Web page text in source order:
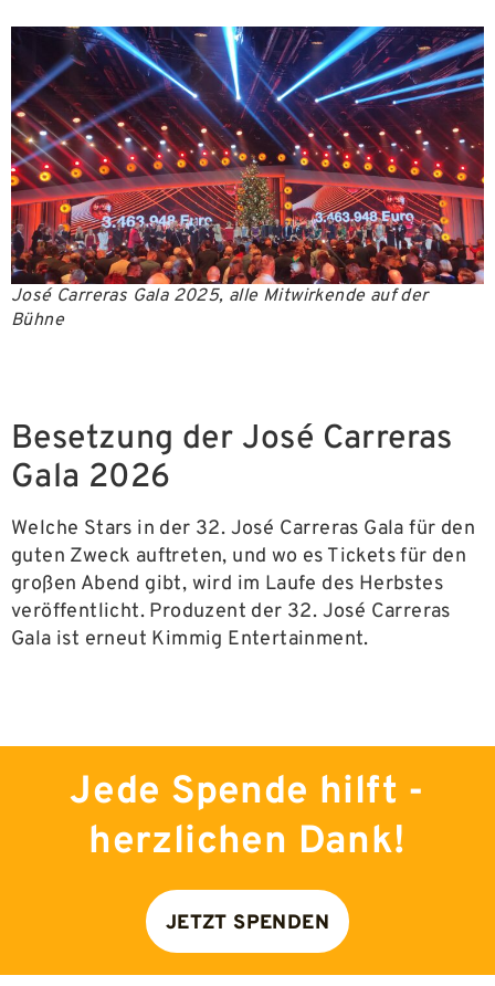
José Carreras Gala 2025, alle Mitwirkende auf der
Bühne
Besetzung der José Carreras
Gala 2026
Welche Stars in der 32. José Carreras Gala für den
guten Zweck auftreten, und wo es Tickets für den
großen Abend gibt, wird im Laufe des Herbstes
veröffentlicht. Produzent der 32. José Carreras
Gala ist erneut Kimmig Entertainment.
Jede Spende hilft -
herzlichen Dank!
JETZT SPENDEN